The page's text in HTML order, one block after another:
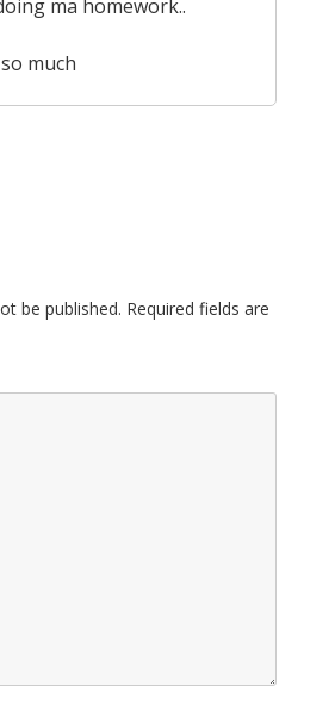
ma homework..
much
be published. Required fields are